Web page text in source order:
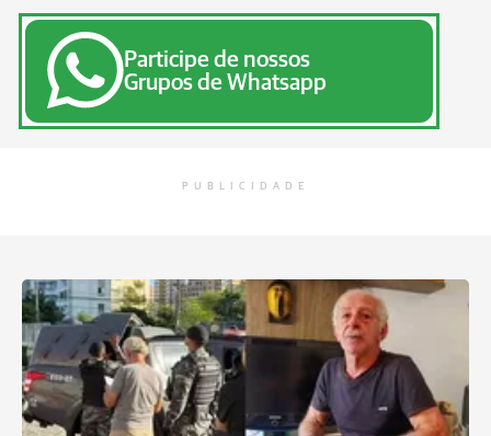
Participe de nossos
Grupos de Whatsapp
PUBLICIDADE